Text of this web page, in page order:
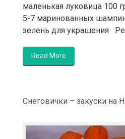
маленькая луковица 100
5-7 маринованных
зелень для украшения
Read More
Снеговички – закуски на